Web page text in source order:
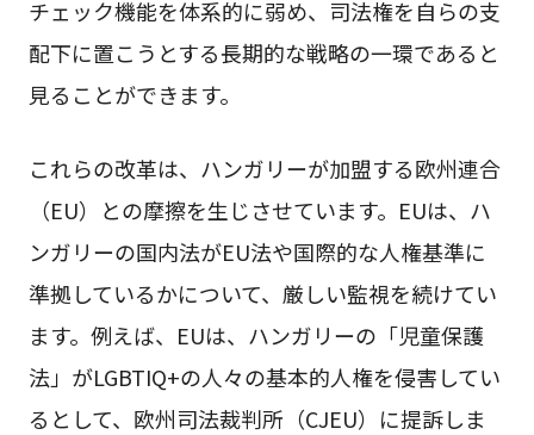
チェック機能を体系的に弱め、司法権を自らの支
配下に置こうとする長期的な戦略の一環であると
見ることができます。
これらの改革は、ハンガリーが加盟する欧州連合
（EU）との摩擦を生じさせています。EUは、ハ
ンガリーの国内法がEU法や国際的な人権基準に
準拠しているかについて、厳しい監視を続けてい
ます。例えば、EUは、ハンガリーの「児童保護
法」がLGBTIQ+の人々の基本的人権を侵害してい
るとして、欧州司法裁判所（CJEU）に提訴しま